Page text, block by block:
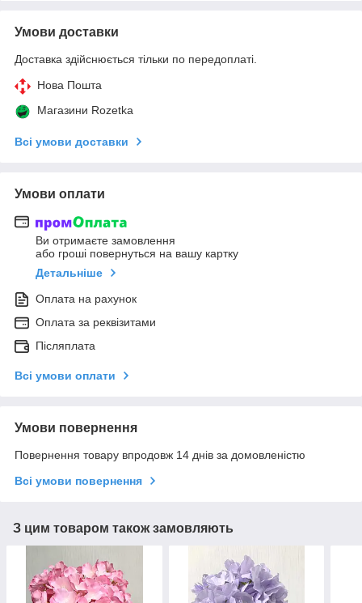
Умови доставки
Доставка здійснюється тільки по передоплаті.
Нова Пошта
Магазини Rozetka
Всі умови доставки
Умови оплати
Ви отримаєте замовлення
або гроші повернуться на вашу картку
Детальніше
Оплата на рахунок
Оплата за реквізитами
Післяплата
Всі умови оплати
Умови повернення
Повернення товару впродовж 14 днів за домовленістю
Всі умови повернення
З цим товаром також замовляють